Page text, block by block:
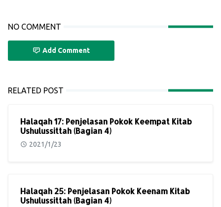
NO COMMENT
Add Comment
RELATED POST
Halaqah 17: Penjelasan Pokok Keempat Kitab
Ushulussittah (Bagian 4)
2021/1/23
Halaqah 25: Penjelasan Pokok Keenam Kitab
Ushulussittah (Bagian 4)